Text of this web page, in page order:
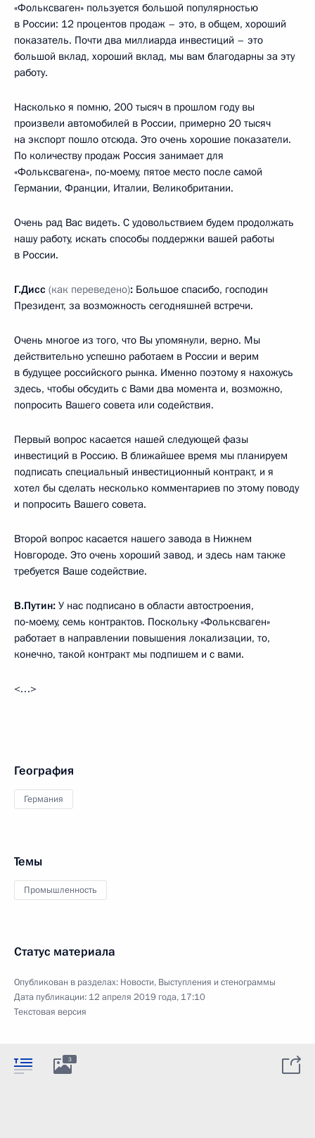
«Фольксваген» пользуется большой популярностью
в России: 12 процентов продаж – это, в общем, хороший
показатель. Почти два миллиарда инвестиций – это
большой вклад, хороший вклад, мы вам благодарны за эту
работу.
Насколько я помню, 200 тысяч в прошлом году вы
произвели автомобилей в России, примерно 20 тысяч
на экспорт пошло отсюда. Это очень хорошие показатели.
По количеству продаж Россия занимает для
«Фольксвагена», по‑моему, пятое место после самой
Германии, Франции, Италии, Великобритании.
Очень рад Вас видеть. С удовольствием будем продолжать
нашу работу, искать способы поддержки вашей работы
в России.
Г.Дисс (как переведено): Большое спасибо, господин
Президент, за возможность сегодняшней встречи.
Очень многое из того, что Вы упомянули, верно. Мы
действительно успешно работаем в России и верим
в будущее российского рынка. Именно поэтому я нахожусь
здесь, чтобы обсудить с Вами два момента и, возможно,
попросить Вашего совета или содействия.
Первый вопрос касается нашей следующей фазы
инвестиций в Россию. В ближайшее время мы планируем
подписать специальный инвестиционный контракт, и я
хотел бы сделать несколько комментариев по этому поводу
и попросить Вашего совета.
Второй вопрос касается нашего завода в Нижнем
Новгороде. Это очень хороший завод, и здесь нам также
требуется Ваше содействие.
В.Путин: У нас подписано в области автостроения,
по‑моему, семь контрактов. Поскольку «Фольксваген»
работает в направлении повышения локализации, то,
конечно, такой контракт мы подпишем и с вами.
<…>
География
Германия
Темы
Промышленность
Статус материала
Опубликован в разделах: Новости, Выступления и стенограммы
Дата публикации: 12 апреля 2019 года, 17:10
Текстовая версия
3